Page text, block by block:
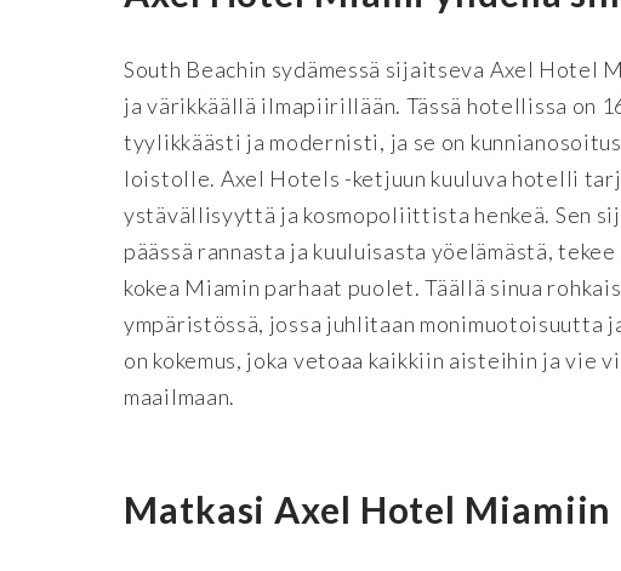
South Beachin sydämessä sijaitseva Axel Hotel
ja värikkäällä ilmapiirillään. Tässä hotellissa on
tyylikkäästi ja modernisti, ja se on
loistolle. Axel Hotels -ketjuun kuuluva hotelli
ystävällisyyttä ja kosmopoliittista henkeä. Sen
päässä rannasta ja kuuluisasta yöelämästä,
kokea Miamin parhaat puolet. Täällä sinua
ympäristössä, jossa juhlitaan monimuotoisuutta
on kokemus, joka vetoaa kaikkiin aisteihin ja vie
maailmaan.
Matkasi Axel Hotel Miamiin